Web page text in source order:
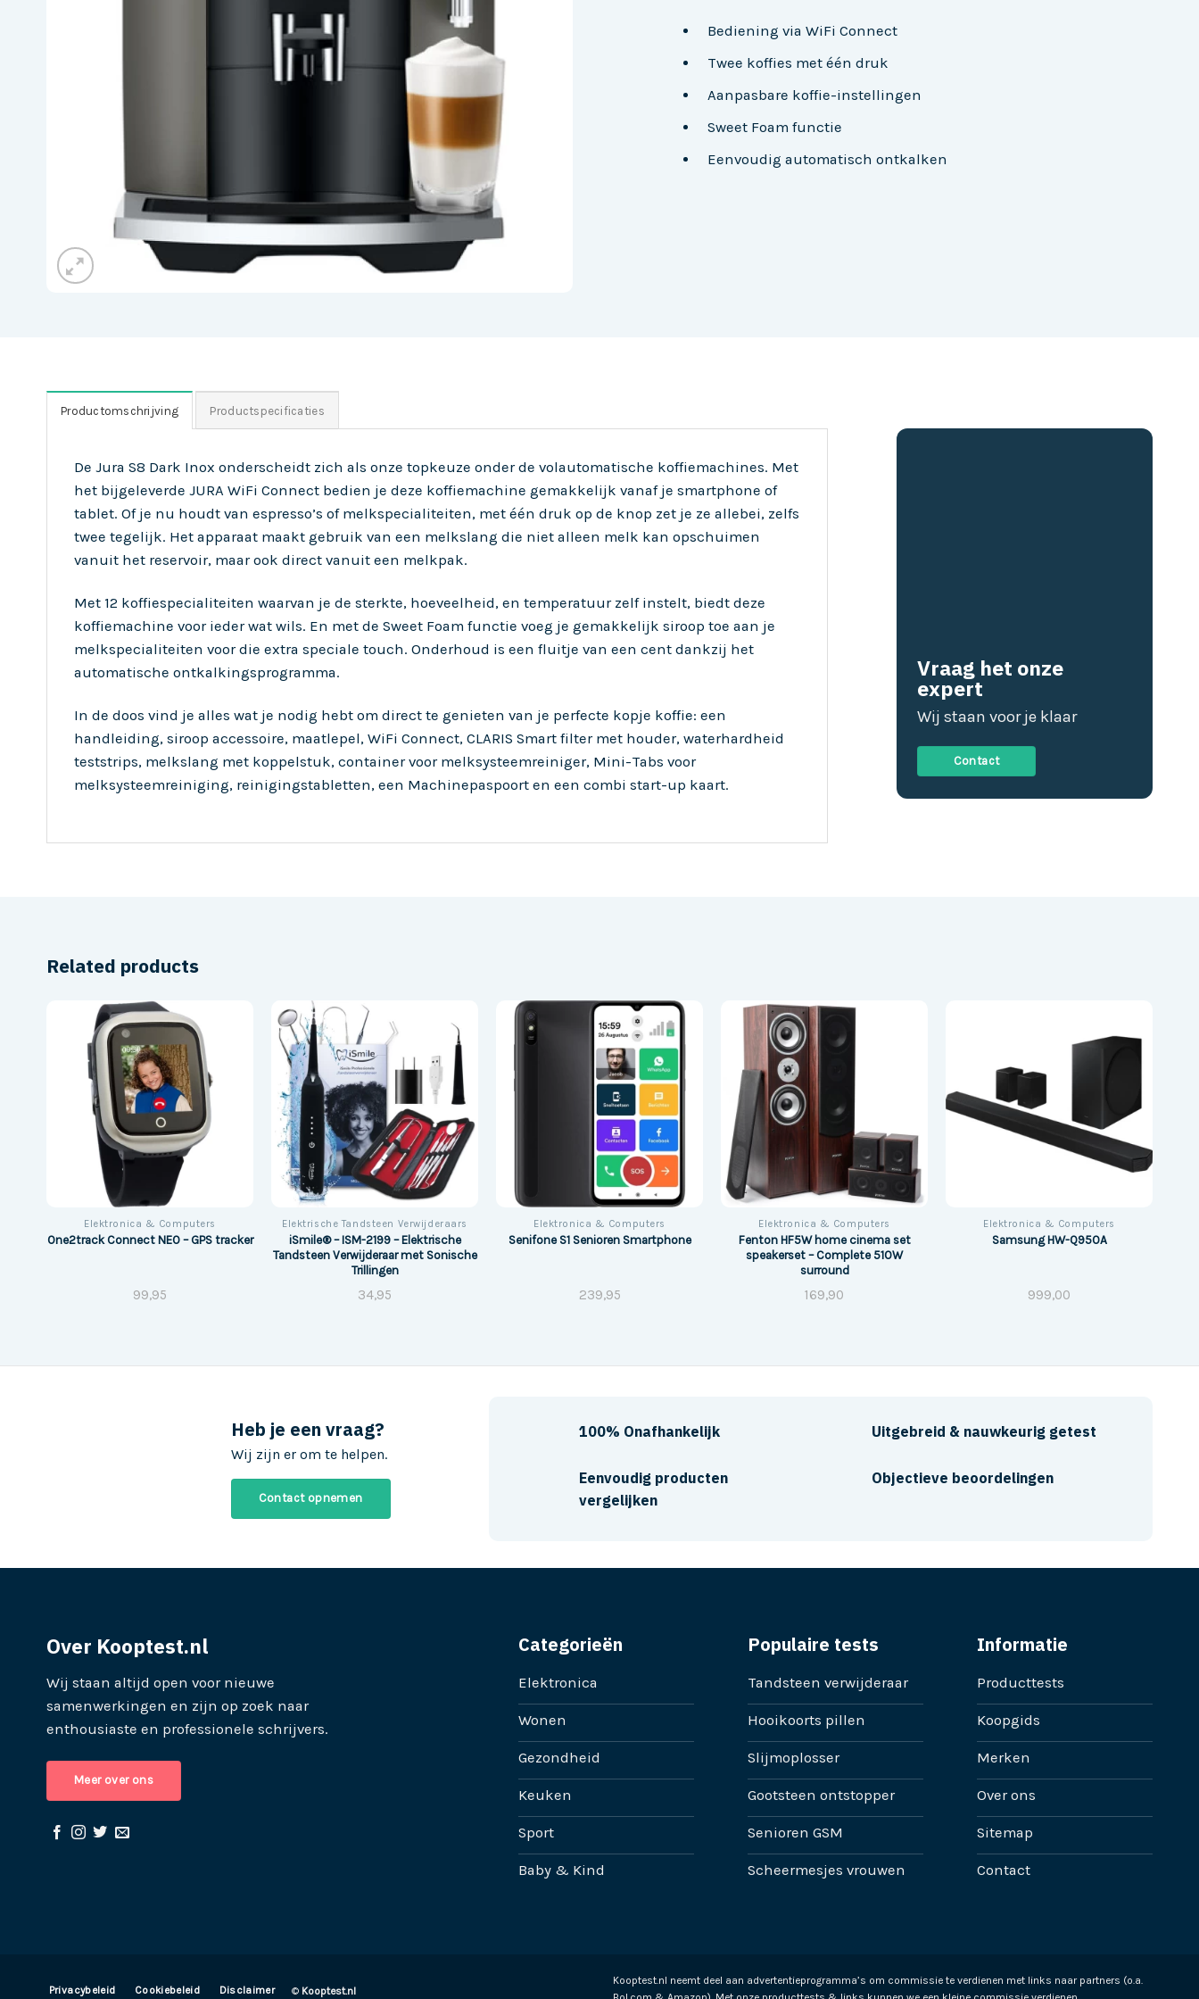
Bediening via WiFi Connect
Twee koffies met één druk
Aanpasbare koffie-instellingen
Sweet Foam functie
Eenvoudig automatisch ontkalken
Productomschrijving Productspecificaties
De Jura S8 Dark Inox onderscheidt zich als onze topkeuze onder de volautomatische koffiemachines. Met
het bijgeleverde JURA WiFi Connect bedien je deze koffiemachine gemakkelijk vanaf je smartphone of
tablet. Of je nu houdt van espresso’s of melkspecialiteiten, met één druk op de knop zet je ze allebei, zelfs
twee tegelijk. Het apparaat maakt gebruik van een melkslang die niet alleen melk kan opschuimen
vanuit het reservoir, maar ook direct vanuit een melkpak.
Met 12 koffiespecialiteiten waarvan je de sterkte, hoeveelheid, en temperatuur zelf instelt, biedt deze
koffiemachine voor ieder wat wils. En met de Sweet Foam functie voeg je gemakkelijk siroop toe aan je
melkspecialiteiten voor die extra speciale touch. Onderhoud is een fluitje van een cent dankzij het
automatische ontkalkingsprogramma.
In de doos vind je alles wat je nodig hebt om direct te genieten van je perfecte kopje koffie: een
handleiding, siroop accessoire, maatlepel, WiFi Connect, CLARIS Smart filter met houder, waterhardheid
teststrips, melkslang met koppelstuk, container voor melksysteemreiniger, Mini-Tabs voor
melksysteemreiniging, reinigingstabletten, een Machinepaspoort en een combi start-up kaart.
Vraag het onze
expert
Wij staan voor je klaar
Contact
Related products
Elektronica & Computers
One2track Connect NEO – GPS tracker
99,95
Elektrische Tandsteen Verwijderaars
iSmile® – ISM-2199 – Elektrische
Tandsteen Verwijderaar met Sonische
Trillingen
34,95
Elektronica & Computers
Senifone S1 Senioren Smartphone
239,95
Elektronica & Computers
Fenton HF5W home cinema set
speakerset – Complete 510W
surround
169,90
Elektronica & Computers
Samsung HW-Q950A
999,00
Heb je een vraag?
Wij zijn er om te helpen.
Contact opnemen
100% Onafhankelijk
Eenvoudig producten
vergelijken
Uitgebreid & nauwkeurig getest
Objectieve beoordelingen
Over Kooptest.nl
Wij staan altijd open voor nieuwe
samenwerkingen en zijn op zoek naar
enthousiaste en professionele schrijvers.
Meer over ons
Categorieën
Elektronica
Wonen
Gezondheid
Keuken
Sport
Baby & Kind
Populaire tests
Tandsteen verwijderaar
Hooikoorts pillen
Slijmoplosser
Gootsteen ontstopper
Senioren GSM
Scheermesjes vrouwen
Informatie
Producttests
Koopgids
Merken
Over ons
Sitemap
Contact
Privacybeleid Cookiebeleid Disclaimer © Kooptest.nl
Kooptest.nl neemt deel aan advertentieprogramma’s om commissie te verdienen met links naar partners (o.a.